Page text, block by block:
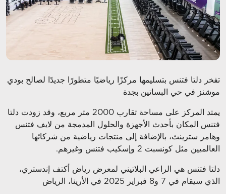
تفخر دلتا فتنس بتسليمها مركزًا رياضيًا متطورًا جديدًا لصالح بودي
موشنز في حي البساتين بجدة
يمتد المركز على مساحة تقارب 2000 متر مربع، وقد زودت دلتا
فتنس المكان بأحدث الأجهزة والحلول المدمجة من لايف فتنس
وهامر سترينث، بالإضافة إلى منتجات رياضية من شركائها
العالميين مثل كونسبت 2 وإسكيب فتنس وغيرهم.
دلتا فتنس هي الراعي البلاتيني لمعرض رياض أكتف إندستري،
الذي سيقام في 7 و8 فبراير 2025 في الأرينا، الرياض